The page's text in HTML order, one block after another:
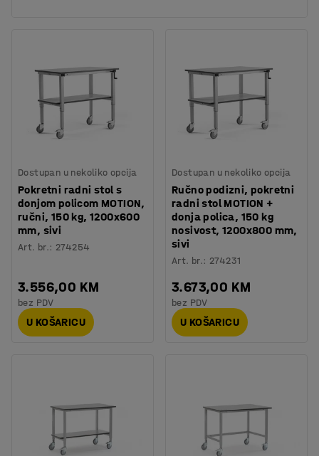
Dostupan u nekoliko opcija
Pokretni radni stol s
donjom policom MOTION,
ručni, 150 kg, 1200x600
mm, sivi
Art. br.: 274254
3.556,00 KM
bez PDV
U KOŠARICU
Dostupan u nekoliko opcija
Ručno podizni, pokretni
radni stol MOTION +
donja polica, 150 kg
nosivost, 1200x800 mm,
sivi
Art. br.: 274231
3.673,00 KM
bez PDV
U KOŠARICU